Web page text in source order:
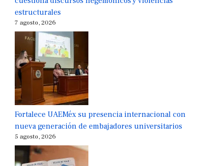
estructurales
7 agosto, 2026
Fortalece UAEMéx su presencia internacional con
nueva generación de embajadores universitarios
5 agosto, 2026